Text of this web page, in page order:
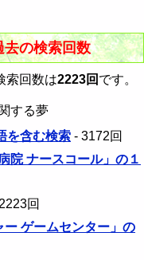
去の検索回数
索回数は2223回 です。
する夢
を含む検索 - 3172回
院 ナースコール」の１
回
ー ゲームセンター」の